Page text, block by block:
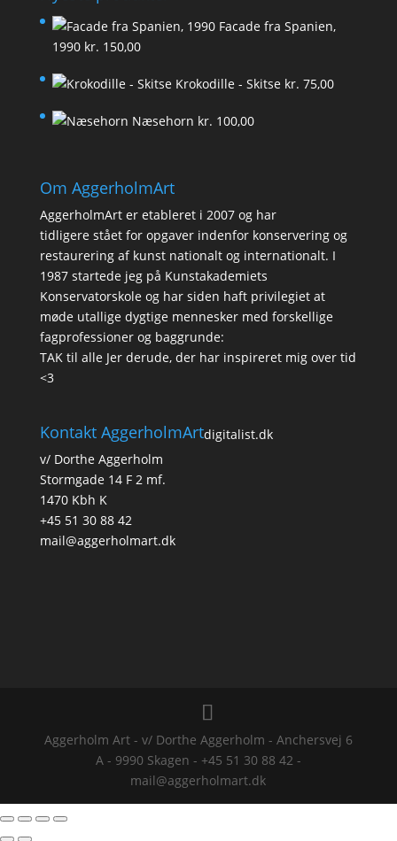
Facade fra Spanien,
1990 kr. 150,00
Krokodille - Skitse kr. 75,00
Næsehorn kr. 100,00
Om AggerholmArt
AggerholmArt er etableret i 2007 og har
tidligere stået for opgaver indenfor konservering og
restaurering af kunst nationalt og internationalt. I
1987 startede jeg på Kunstakademiets
Konservatorskole og har siden haft privilegiet at
møde utallige dygtige mennesker med forskellige
fagprofessioner og baggrunde:
TAK til alle Jer derude, der har inspireret mig over tid
<3
Kontakt AggerholmArt
v/ Dorthe Aggerholm
Stormgade 14 F 2 mf.
1470 Kbh K
+45 51 30 88 42
mail@aggerholmart.dk
digitalist.dk
Aggerholm Art - v/ Dorthe Aggerholm - Anchersvej 6
A - 9990 Skagen - +45 51 30 88 42 -
mail@aggerholmart.dk